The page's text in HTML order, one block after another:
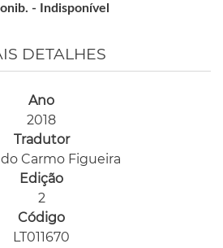
-
Indisponível
DETALHES
Ano
2018
Tradutor
Carmo Figueira
Edição
2
Código
LT011670